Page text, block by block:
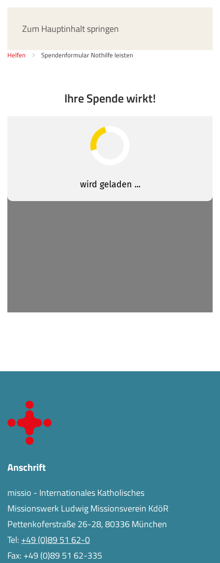
Zum Hauptinhalt springen
Helfen Spendenformular Nothilfe leisten
Ihre Spende wirkt!
Anschrift
missio - Internationales Katholisches
Missionswerk Ludwig Missionsverein KdöR
Pettenkoferstraße 26-28, 80336 München
Tel: +49 (0)89 51 62-0
Fax: +49 (0)89 51 62-335